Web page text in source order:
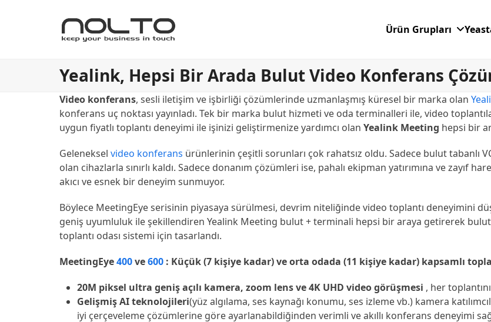
Ürün Grupları
Yealink, Hepsi Bir Arada Bulut Video Konferans
Video konferans, sesli iletişim ve işbirliği çözümlerinde uzmanlaşmış küresel bir marka olan
konferans uç noktası yayınladı. Tek bir marka bulut hizmeti ve oda terminalleri ile, video
uygun fiyatlı toplantı deneyimi ile işinizi geliştirmenize yardımcı olan Yealink Meeting hepsi bir
Geleneksel video konferans ürünlerinin çeşitli sorunları çok rahatsız oldu. Sadece bulut tabanlı
olan cihazlarla sınırlı kaldı. Sadece donanım çözümleri ise, pahalı ekipman yatırımına ve zayıf
akıcı ve esnek bir deneyim sunmuyor.
Böylece MeetingEye serisinin piyasaya sürülmesi, devrim niteliğinde video toplantı deneyimini
geniş uyumluluk ile şekillendiren Yealink Meeting bulut + terminali hepsi bir araya getirerek
toplantı odası sistemi için tasarlandı.
MeetingEye400ve600: Küçük (7 kişiye kadar) ve orta odada (11 kişiye kadar) kapsamlı
20M piksel ultra geniş açılı kamera, zoom lens ve 4K UHD video görüşmesi , her
Gelişmiş AI teknolojileri(yüz algılama, ses kaynağı konumu, ses izleme vb.) kamera
iyi çerçeveleme çözümlerine göre ayarlanabildiğinden verimli ve akıllı konferans deneyimi